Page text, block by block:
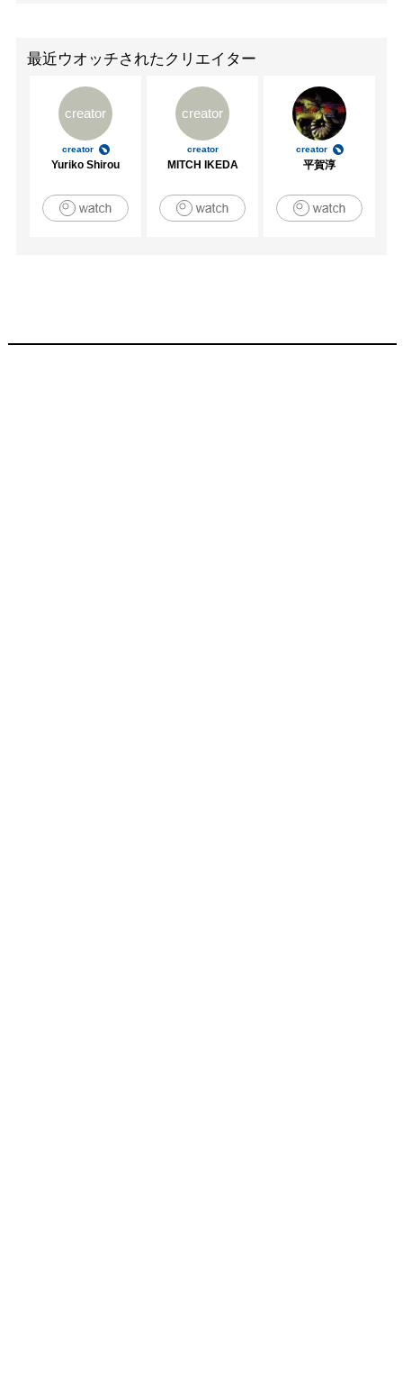
最近ウオッチされたクリエイター
creator
creator
Yuriko Shirou
creator
creator
MITCH IKEDA
creator
平賀淳